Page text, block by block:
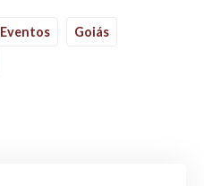
Eventos
Goiás